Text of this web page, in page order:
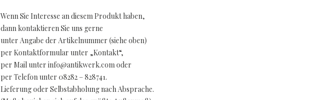
Wenn Sie Interesse an diesem Produkt haben,
dann kontaktieren Sie uns gerne
unter Angabe der Artikelnummer (siehe oben)
per Kontaktformular unter „Kontakt“,
per Mail unter info@antikwerk.com oder
per Telefon unter 08282 – 828741.
Lieferung oder Selbstabholung nach Absprache.